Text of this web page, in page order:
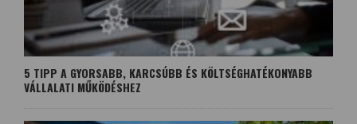
5 TIPP A GYORSABB, KARCSÚBB ÉS KÖLTSÉGHATÉKONYABB
VÁLLALATI MŰKÖDÉSHEZ